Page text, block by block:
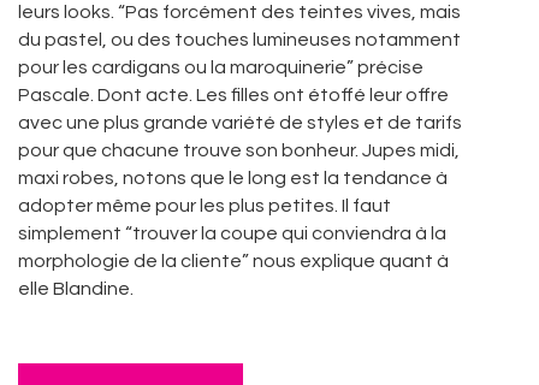
leurs looks. “Pas forcément des teintes vives, mais
du pastel, ou des touches lumineuses notamment
pour les cardigans ou la maroquinerie” précise
Pascale. Dont acte. Les filles ont étoffé leur offre
avec une plus grande variété de styles et de tarifs
pour que chacune trouve son bonheur. Jupes midi,
maxi robes, notons que le long est la tendance à
adopter même pour les plus petites. Il faut
simplement “trouver la coupe qui conviendra à la
morphologie de la cliente” nous explique quant à
elle Blandine.